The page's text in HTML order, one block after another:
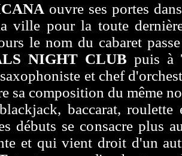
ouvre ses portes
ville pour la toute
le nom du cabaret
NIGHT CLUB puis à
et chef
sa composition du même
baccarat, roulette
débuts se consacre plus
et qui vient droit d'un